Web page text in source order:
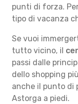
punti di forza.
tipo di vacanza
Se vuoi
tutto vicino, il
passi dalle
dello shopping
anche il punto di
Astorga a piedi.